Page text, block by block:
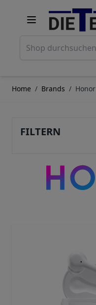
Home / Brands / Honor
FILTERN